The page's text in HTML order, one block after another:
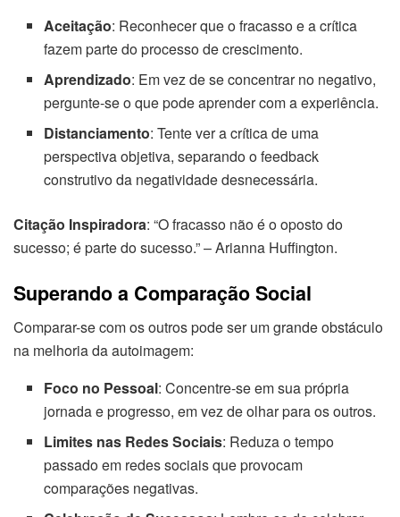
Aceitação: Reconhecer que o fracasso e a crítica
fazem parte do processo de crescimento.
Aprendizado: Em vez de se concentrar no negativo,
pergunte-se o que pode aprender com a experiência.
Distanciamento: Tente ver a crítica de uma
perspectiva objetiva, separando o feedback
construtivo da negatividade desnecessária.
Citação Inspiradora: “O fracasso não é o oposto do
sucesso; é parte do sucesso.” – Arianna Huffington.
Superando a Comparação Social
Comparar-se com os outros pode ser um grande obstáculo
na melhoria da autoimagem:
Foco no Pessoal: Concentre-se em sua própria
jornada e progresso, em vez de olhar para os outros.
Limites nas Redes Sociais: Reduza o tempo
passado em redes sociais que provocam
comparações negativas.